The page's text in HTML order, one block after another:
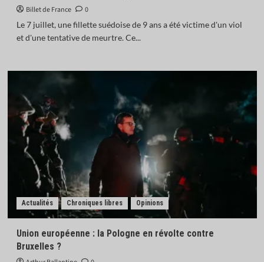
Billet de France
0
Le 7 juillet, une fillette suédoise de 9 ans a été victime d'un viol
et d'une tentative de meurtre. Ce...
Actualités Chroniques libres Opinions
Union européenne : la Pologne en révolte contre
Bruxelles ?